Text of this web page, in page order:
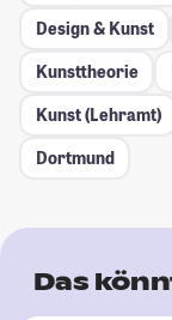
Design & Kunst
Kunsttheorie
Kunst (Lehramt)
Dortmund
Das